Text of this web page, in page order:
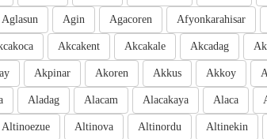
Afyonkarahisar
Agacoren
Agin
Aglasun
Akcadag
Akcakale
Akcakent
Akkoy
Akkus
Akoren
Akpinar
Alaca
Alacakaya
Alacam
Aladag
Altinekin
Altinordu
Altinova
Altinoezue